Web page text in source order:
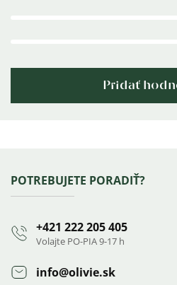
Pridať
Zápätie
POTREBUJETE PORADIŤ?
+421 222 205 405
Volajte PO-PIA 9-17 h
info@olivie.sk